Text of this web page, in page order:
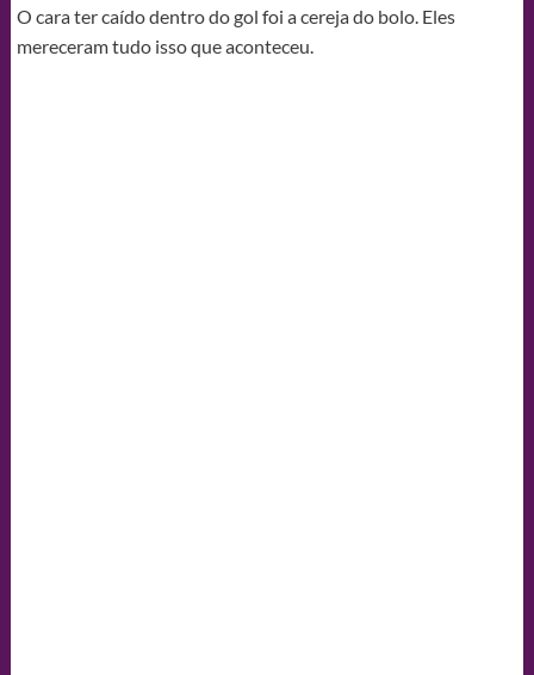
O cara ter caído dentro do gol foi a cereja do bolo. Eles
mereceram tudo isso que aconteceu.